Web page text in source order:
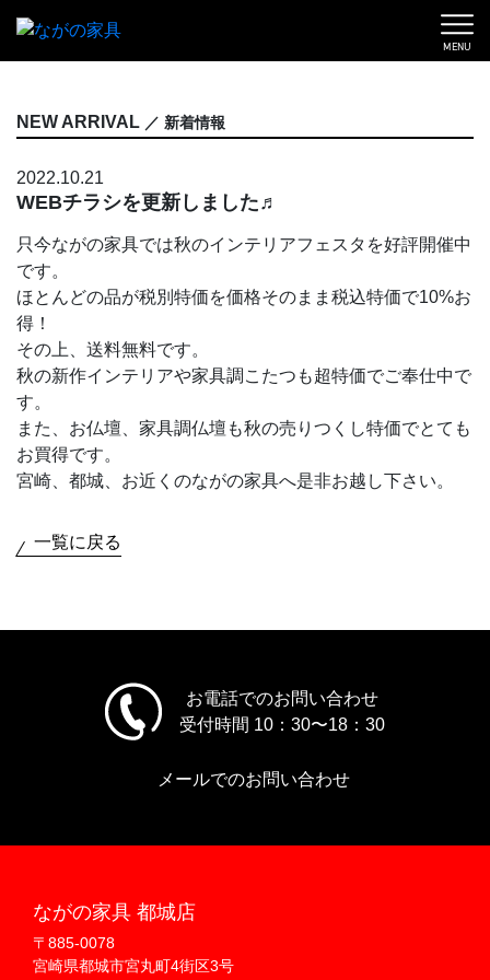
MENU
NEW ARRIVAL ／ 新着情報
2022.10.21
WEBチラシを更新しました♬
只今ながの家具では秋のインテリアフェスタを好評開催中
です。
ほとんどの品が税別特価を価格そのまま税込特価で10%お
得！
その上、送料無料です。
秋の新作インテリアや家具調こたつも超特価でご奉仕中で
す。
また、お仏壇、家具調仏壇も秋の売りつくし特価でとても
お買得です。
宮崎、都城、お近くのながの家具へ是非お越し下さい。
一覧に戻る
お電話でのお問い合わせ
受付時間 10：30〜18：30
メールでのお問い合わせ
ながの家具 都城店
〒885-0078
宮崎県都城市宮丸町4街区3号